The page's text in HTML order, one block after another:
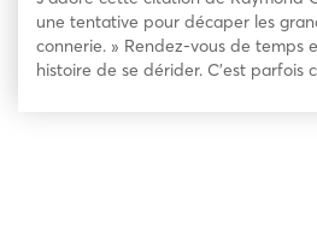
une tentative pour décaper les
connerie. » Rendez-vous de temps
histoire de se dérider. C’est parfois